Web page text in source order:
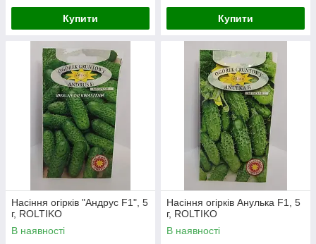
Купити Купити
Насіння огірків "Андрус F1", 5
г, ROLTIKO
В наявності
Насіння огірків Анулька F1, 5
г, ROLTIKO
В наявності